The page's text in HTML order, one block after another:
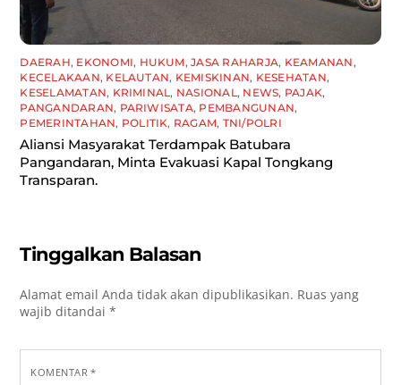
DAERAH, EKONOMI, HUKUM,JASA RAHARJA, KEAMANAN ,
KECELAKAAN, KELAUTAN, KEMISKINAN, KESEHATAN,
KESELAMATAN, KRIMINAL , NASIONAL , NEWS, PAJAK,
PANGANDARAN, PARIWISATA, PEMBANGUNAN,
PEMERINTAHAN, POLITIK, RAGAM, TNI/POLRI
Aliansi Masyarakat Terdampak Batubara
Pangandaran, Minta Evakuasi Kapal Tongkang
Transparan.
Tinggalkan Balasan
Alamat email Anda tidak akan dipublikasikan. Ruas yang
wajib ditandai*
KOMENTAR*